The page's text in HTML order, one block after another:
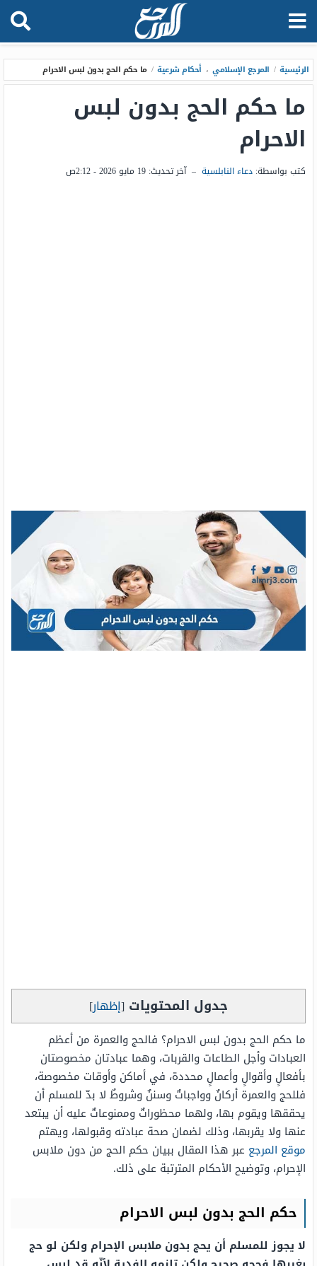
الرئيسية / المرجع الإسلامي ، أحكام شرعية / ما حكم الحج بدون لبس الاحرام
ما حكم الحج بدون لبس
الاحرام
كتب بواسطة: دعاء النابلسية – آخر تحديث: 19 مايو 2026 - 2:12ص
جدول المحتويات [إظهار]
ما حكم الحج بدون لبس الاحرام؟ فالحج والعمرة من أعظم
العبادات وأجل الطاعات والقربات، وهما عبادتان مخصوصتان
بأفعالٍ وأقوالٍ وأعمالٍ محددة، في أماكن وأوقات مخصوصة،
فللحج والعمرة أركانٌ وواجباتٌ وسننٌ وشروطٌ لا بدّ للمسلم أن
يحققها ويقوم بها، ولهما محظوراتٌ وممنوعاتٌ عليه أن يبتعد
عنها ولا يقربها، وذلك لضمان صحة عبادته وقبولها، ويهتم
موقع المرجع عبر هذا المقال ببيان حكم الحج من دون ملابس
الإحرام، وتوضيح الأحكام المترتبة على ذلك.
حكم الحج بدون لبس الاحرام
لا يجوز للمسلم أن يحج بدون ملابس الإحرام ولكن لو حج